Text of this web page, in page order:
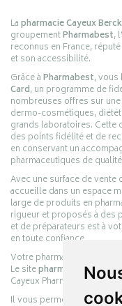
Lapharmacie Cayeux
groupementPharmabest,
reconnus en France,
et son accessibilité.
Grâce àPharmabest, vous
Card, un programme de
nombreuses offres sur
dermo-cosmétiques,
grands laboratoires. Cette
des points fidélité et de
en conservant un
pharmaceutiques de
Avec une surface de vente
accueille dans un espace
large de produits en
rigueur et proposés à des
et de préparateurs est à
en toute confiance.
Votre pharmacie en ligne :
Le sitepharmacie-
Cayeux Pharmabest
Il vous permet de réaliser